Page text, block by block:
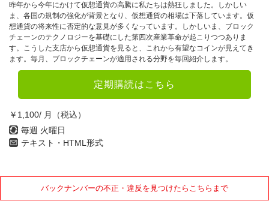
昨年から今年にかけて仮想通貨の高騰に私たちは熱狂しました。しかしい
ま、各国の規制の強化が背景となり、仮想通貨の相場は下落しています。仮
想通貨の将来性に否定的な意見が多くなっています。しかしいま、ブロック
チェーンのテクノロジーを基礎にした第四次産業革命が起こりつつありま
す。こうした支店から仮想通貨を見ると、これから有望なコインが見えてき
ます。毎月、ブロックチェーンが適用される分野を毎回紹介します。
定期購読はこちら
￥1,100/ 月（税込）
毎週 火曜日
テキスト・HTML形式
バックナンバーの不正・違反を見つけたらこちらまで
7月 8月 9月
10月 11月 12月
2022年
4月
7月
2021年